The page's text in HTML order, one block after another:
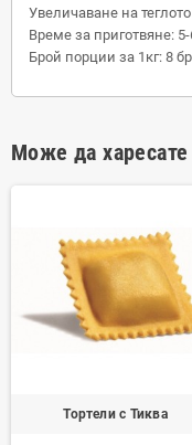
Увеличаване на
Време за приготвяне:
Брой порции за 1кг: 8 бр
Може да
Тортели с Тиква